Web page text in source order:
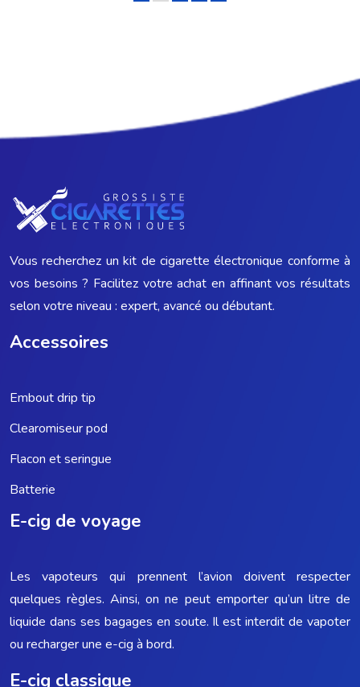
Vous recherchez un kit de cigarette électronique conforme à
vos besoins ? Facilitez votre achat en affinant vos résultats
selon votre niveau : expert, avancé ou débutant.
Accessoires
Embout drip tip
Clearomiseur pod
Flacon et seringue
Batterie
E-cig de voyage
Les vapoteurs qui prennent l’avion doivent respecter
quelques règles. Ainsi, on ne peut emporter qu’un litre de
liquide dans ses bagages en soute. Il est interdit de vapoter
ou recharger une e-cig à bord.
E-cig classique